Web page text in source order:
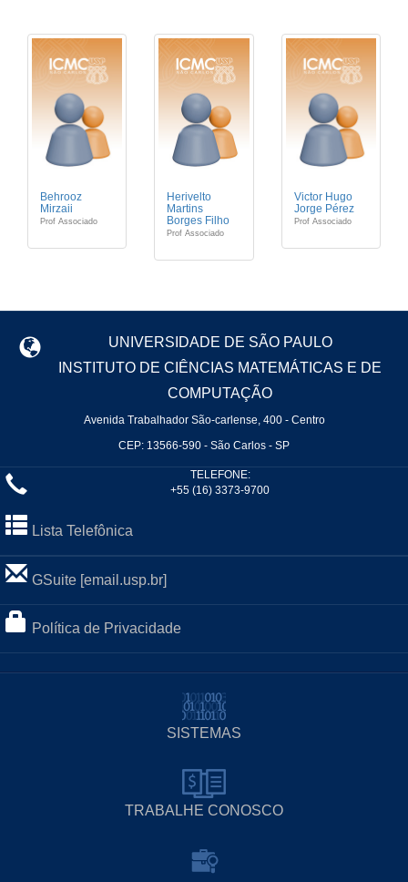
Behrooz
Mirzaii
Prof Associado
Herivelto
Martins
Borges Filho
Prof Associado
Victor Hugo
Jorge Pérez
Prof Associado
UNIVERSIDADE DE SÃO PAULO
INSTITUTO DE CIÊNCIAS MATEMÁTICAS E DE
COMPUTAÇÃO
Avenida Trabalhador São-carlense, 400 - Centro
CEP: 13566-590 - São Carlos - SP
TELEFONE:
+55 (16) 3373-9700
Lista Telefônica
GSuite [email.usp.br]
Política de Privacidade
SISTEMAS
TRABALHE CONOSCO